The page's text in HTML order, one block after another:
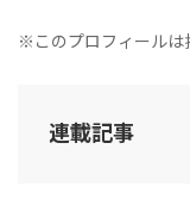
※このプロフィールは
連載記事